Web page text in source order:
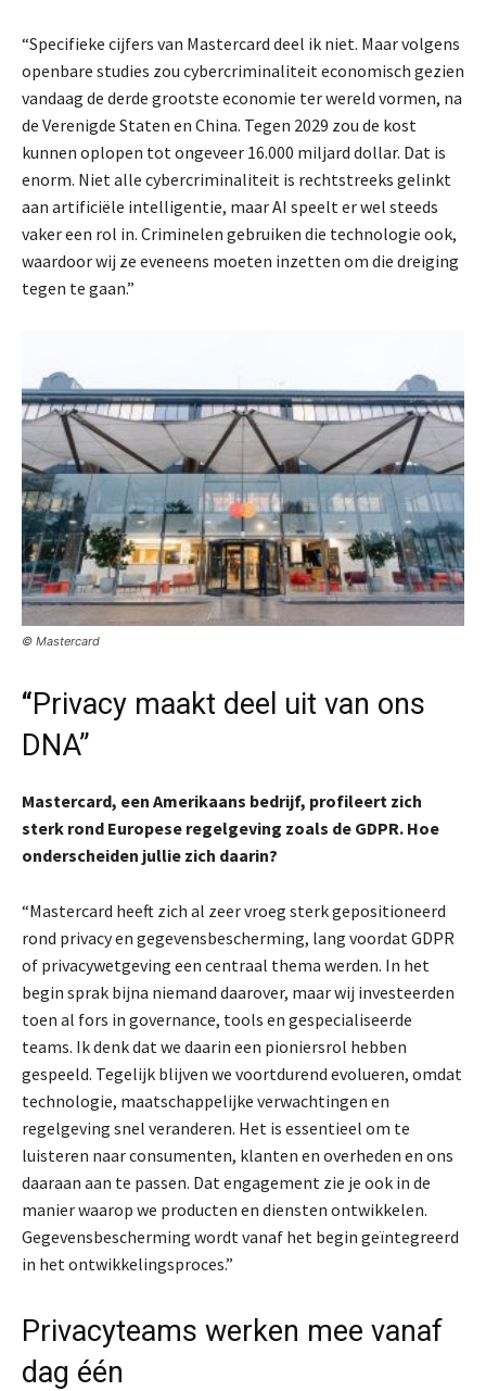
“Specifieke cijfers van Mastercard deel ik niet. Maar volgens
openbare studies zou cybercriminaliteit economisch gezien
vandaag de derde grootste economie ter wereld vormen, na
de Verenigde Staten en China. Tegen 2029 zou de kost
kunnen oplopen tot ongeveer 16.000 miljard dollar. Dat is
enorm. Niet alle cybercriminaliteit is rechtstreeks gelinkt
aan artificiële intelligentie, maar AI speelt er wel steeds
vaker een rol in. Criminelen gebruiken die technologie ook,
waardoor wij ze eveneens moeten inzetten om die dreiging
tegen te gaan.”
© Mastercard
“Privacy maakt deel uit van ons
DNA”
Mastercard, een Amerikaans bedrijf, profileert zich
sterk rond Europese regelgeving zoals de GDPR. Hoe
onderscheiden jullie zich daarin?
“Mastercard heeft zich al zeer vroeg sterk gepositioneerd
rond privacy en gegevensbescherming, lang voordat GDPR
of privacywetgeving een centraal thema werden. In het
begin sprak bijna niemand daarover, maar wij investeerden
toen al fors in governance, tools en gespecialiseerde
teams. Ik denk dat we daarin een pioniersrol hebben
gespeeld. Tegelijk blijven we voortdurend evolueren, omdat
technologie, maatschappelijke verwachtingen en
regelgeving snel veranderen. Het is essentieel om te
luisteren naar consumenten, klanten en overheden en ons
daaraan aan te passen. Dat engagement zie je ook in de
manier waarop we producten en diensten ontwikkelen.
Gegevensbescherming wordt vanaf het begin geïntegreerd
in het ontwikkelingsproces.”
Privacyteams werken mee vanaf
dag één